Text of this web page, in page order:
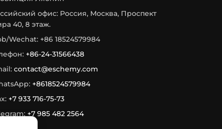
офис: Россия, Москва, Проспект
40, 8 этаж.
Wechat: +86 18524579984
+86-24-31566438
contact@eschemy.com
+8618524579984
+7 933 716-75-73
+7 985 482 2564